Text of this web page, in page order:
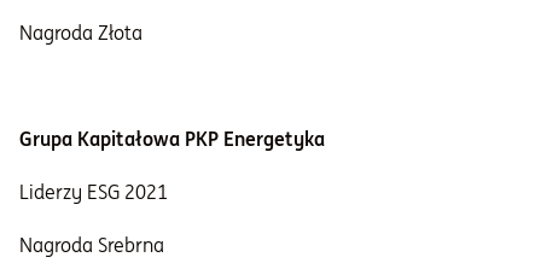
Nagroda Złota
Grupa Kapitałowa PKP Energetyka
Liderzy ESG 2021
Nagroda Srebrna